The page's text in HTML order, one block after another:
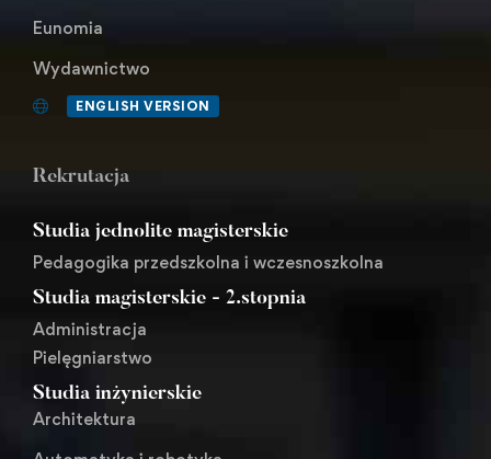
Eunomia
Wydawnictwo
ENGLISH VERSION
Rekrutacja
Studia jednolite magisterskie
Pedagogika przedszkolna i wczesnoszkolna
Studia magisterskie - 2.stopnia
Administracja
Pielęgniarstwo
Studia inżynierskie
Architektura